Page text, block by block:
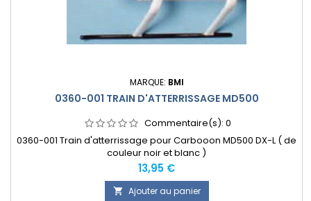
MARQUE: BMI
0360-001 TRAIN D'ATTERRISSAGE MD500
Commentaire(s): 0
0360-001 Train d'atterrissage pour Carbooon MD500 DX-L ( de
couleur noir et blanc )
Prix
13,95 €
 Ajouter au panier